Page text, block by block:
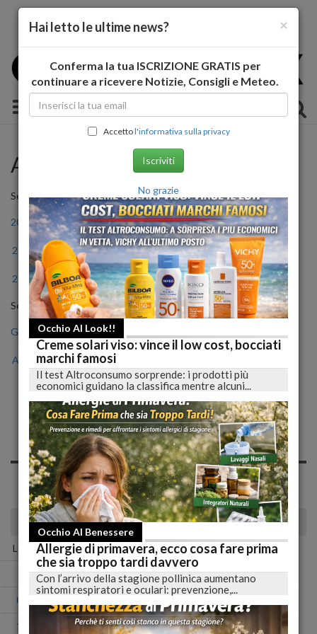
Toggle navigation
Archivio Storico
Seleziona l'anno
2011 2012 2013 2014 2015 2016
2017 2018 2019 2020 2021 2022
2023 2024 2025 2026
Seleziona il mese
Gen Feb Mar
Ago Set Ott
Notizie di Sabato, 01
Giugno 2019
Spiacente, non sono presenti news nell'archivio per questo
giorno!
giugno 2019
Lun Mar Mer Gio Ven Sab Dom
01 02
03
10 11 12 13 14 15 16
×
Hai letto le ultime news?
Conferma la tua ISCRIZIONE GRATIS per
continuare a ricevere Notizie, Consigli e Meteo.
Accettol'informativa sulla privacy
Iscriviti
No grazie
Occhio Al Look!!
Creme solari viso: vince il low cost, bocciati
marchi famosi
Il test Altroconsumo sorprende: i prodotti più
economici guidano la classifica mentre alcuni...
Occhio Al Benessere
Allergie di primavera, ecco cosa fare prima
che sia troppo tardi davvero
Con l’arrivo della stagione pollinica aumentano
sintomi respiratori e oculari: prevenzione,...